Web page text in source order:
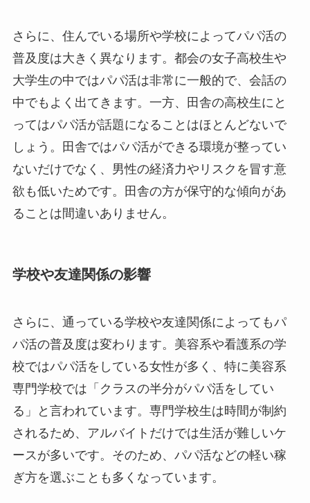
さらに、住んでいる場所や学校によってパパ活の
普及度は大きく異なります。都会の女子高校生や
大学生の中ではパパ活は非常に一般的で、会話の
中でもよく出てきます。一方、田舎の高校生にと
ってはパパ活が話題になることはほとんどないで
しょう。田舎ではパパ活ができる環境が整ってい
ないだけでなく、男性の経済力やリスクを冒す意
欲も低いためです。田舎の方が保守的な傾向があ
ることは間違いありません。
学校や友達関係の影響
さらに、通っている学校や友達関係によってもパ
パ活の普及度は変わります。美容系や看護系の学
校ではパパ活をしている女性が多く、特に美容系
専門学校では「クラスの半分がパパ活をしてい
る」と言われています。専門学校生は時間が制約
されるため、アルバイトだけでは生活が難しいケ
ースが多いです。そのため、パパ活などの軽い稼
ぎ方を選ぶことも多くなっています。